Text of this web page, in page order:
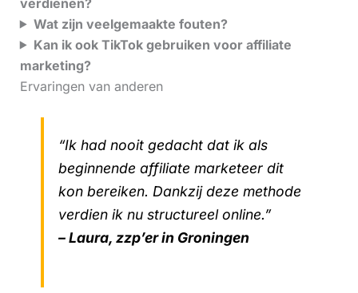
Wat zijn veelgemaakte fouten?
Kan ik ook TikTok gebruiken voor affiliate
marketing?
Ervaringen van anderen
“Ik had nooit gedacht dat ik als
beginnende affiliate marketeer dit
kon bereiken. Dankzij deze methode
verdien ik nu structureel online.”
– Laura, zzp’er in Groningen